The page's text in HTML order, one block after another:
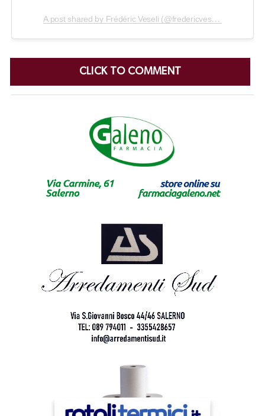
A post shared by Frédéric Veseli (@fredericveseli5)
CLICK TO COMMENT